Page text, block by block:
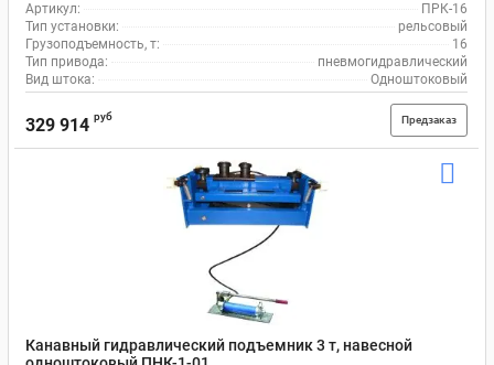
Артикул:
ПРК-16
Тип установки:
рельсовый
Грузоподъемность, т:
16
Тип привода:
пневмогидравлический
Вид штока:
Одноштоковый
329 914 руб Предзаказ
Канавный гидравлический подъемник 3 т, навесной